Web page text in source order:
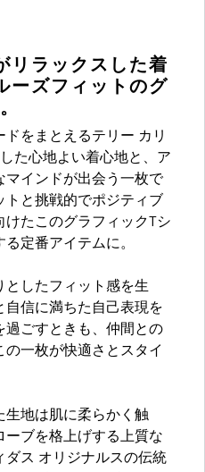
リラックスした着
ーズフィットのグ
をまとえるテリー カリ
た心地よい着心地と、ア
マインドが出会う一枚で
と挑戦的でポジティブ
たこのグラフィックTシ
定番アイテムに。
としたフィット感を生
信に満ちた自己表現を
過ごすときも、仲間との
一枚が快適さとスタイ
生地は肌に柔らかく触
ブを格上げする上質な
ダス オリジナルスの伝統